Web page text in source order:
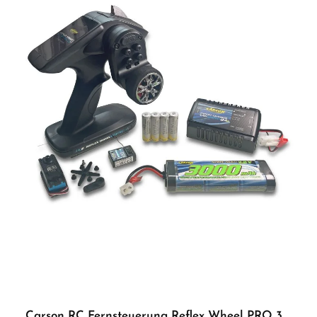
für Kinder unter 14 Jahren geeignet. Benutzung nur unter Aufsicht von